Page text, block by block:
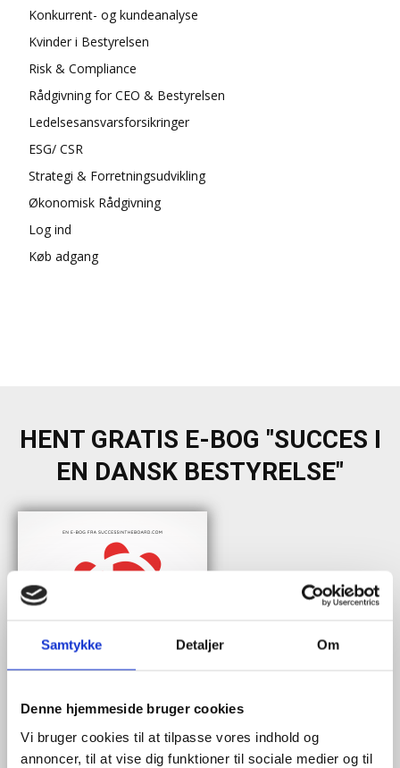
Samtykke Detaljer Om
Denne hjemmeside bruger cookies
Vi bruger cookies til at tilpasse vores indhold og
annoncer, til at vise dig funktioner til sociale medier og til
Konkurrent- og kundeanalyse
Kvinder i Bestyrelsen
Risk & Compliance
Rådgivning for CEO & Bestyrelsen
Ledelsesansvarsforsikringer
ESG/ CSR
Strategi & Forretningsudvikling
Økonomisk Rådgivning
Log ind
Køb adgang
HENT GRATIS E-BOG "SUCCES I
EN DANSK BESTYRELSE"